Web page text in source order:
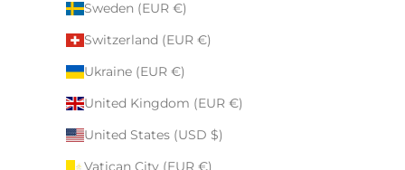
Sweden (EUR €)
Switzerland (EUR €)
Ukraine (EUR €)
United Kingdom (EUR €)
United States (USD $)
Vatican City (EUR €)